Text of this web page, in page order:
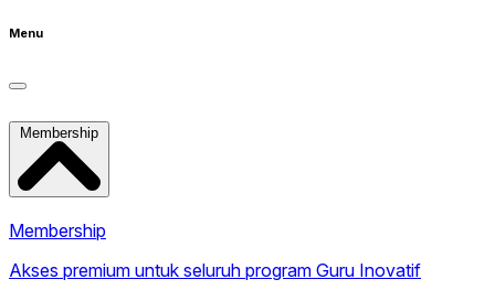
Menu
Membership
Membership
Akses premium untuk seluruh program Guru Inovatif